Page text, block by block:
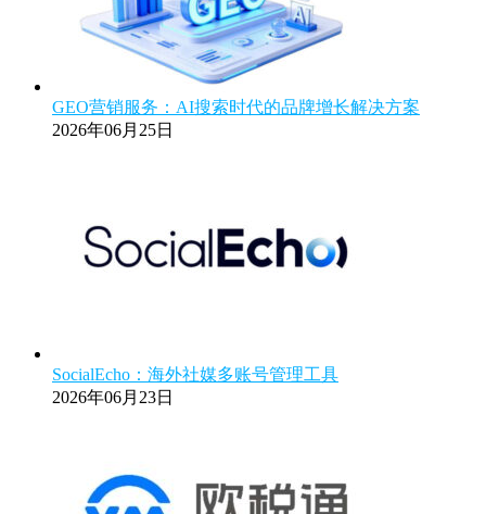
GEO营销服务：AI搜索时代的品牌增长解决方案
2026年06月25日
SocialEcho：海外社媒多账号管理工具
2026年06月23日